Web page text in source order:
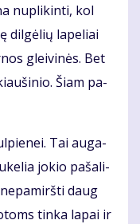
nu­pli­kin­ti, kol
dil­gė­lių la­pe­liai
glei­vi­nės. Bet
Šiam pa­
Tai au­ga­
jo­kio pa­ša­li­
daug
tin­ka la­pai ir